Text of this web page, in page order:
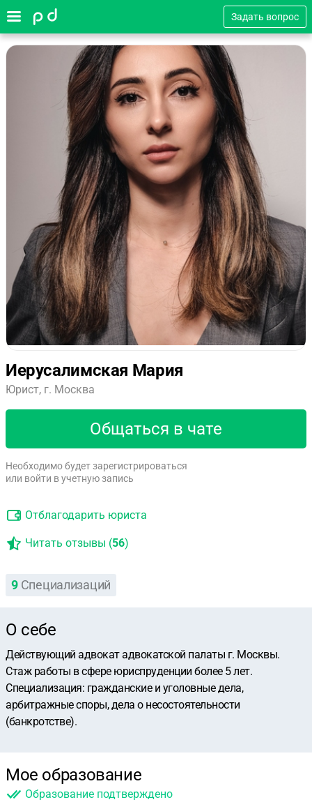
Задать вопрос
Иерусалимская Мария
Юрист, г. Москва
Общаться в чате
Необходимо будет зарегистрироваться
или войти в учетную запись
Отблагодарить юриста
Читать отзывы (56)
9 Специализаций
О себе
Действующий адвокат адвокатской палаты г. Москвы.
Стаж работы в сфере юриспруденции более 5 лет.
Специализация: гражданские и уголовные дела,
арбитражные споры, дела о несостоятельности
(банкротстве).
Мое образование
Образование подтверждено